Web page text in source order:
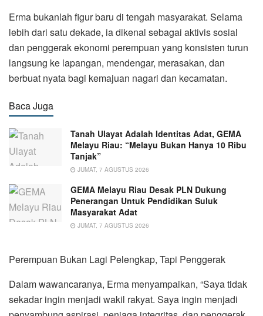
Erma bukanlah figur baru di tengah masyarakat. Selama
lebih dari satu dekade, ia dikenal sebagai aktivis sosial
dan penggerak ekonomi perempuan yang konsisten turun
langsung ke lapangan, mendengar, merasakan, dan
berbuat nyata bagi kemajuan nagari dan kecamatan.
Baca Juga
Tanah Ulayat Adalah Identitas Adat, GEMA
Melayu Riau: “Melayu Bukan Hanya 10 Ribu
Tanjak”
JUMAT, 7 AGUSTUS 2026
GEMA Melayu Riau Desak PLN Dukung
Penerangan Untuk Pendidikan Suluk
Masyarakat Adat
JUMAT, 7 AGUSTUS 2026
Perempuan Bukan Lagi Pelengkap, Tapi Penggerak
Dalam wawancaranya, Erma menyampaikan, “Saya tidak
sekadar ingin menjadi wakil rakyat. Saya ingin menjadi